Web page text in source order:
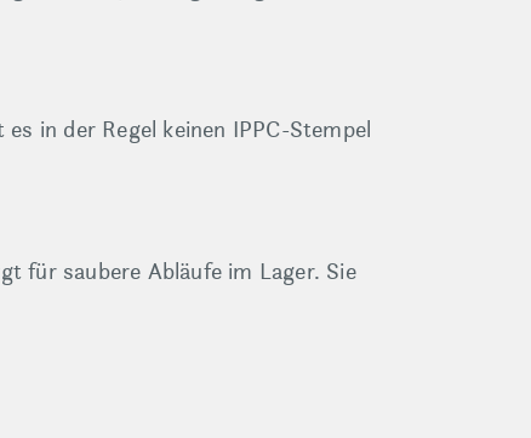
in der Regel keinen IPPC-Stempel
für saubere Abläufe im Lager. Sie